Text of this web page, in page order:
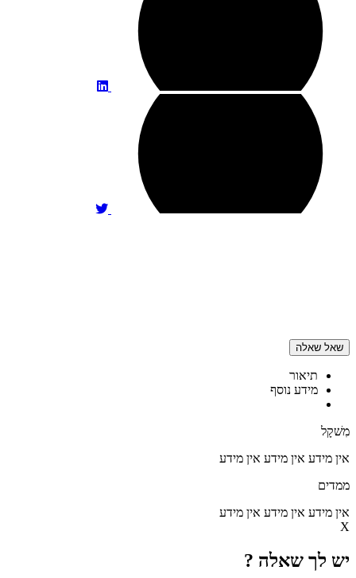
שאל שאלה
תיאור
מידע נוסף
מִשׁקָל
אין מידע אין מידע אין מידע
ממדים
אין מידע אין מידע אין מידע
X
יש לך שאלה ?